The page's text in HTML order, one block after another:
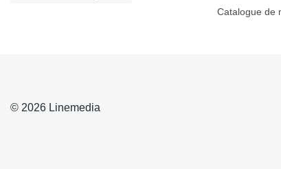
Catalogue de
© 2026 Linemedia